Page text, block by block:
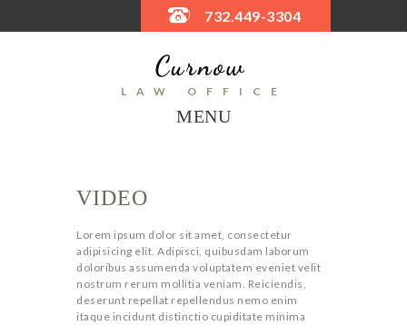
732.449-3304
LAW OFFICE
MENU
G
VIDEO
Lorem ipsum dolor sit amet, consectetur
adipisicing elit. Adipisci, quibusdam laborum
doloribus assumenda voluptatem eveniet velit
nostrum rerum mollitia veniam. Reiciendis,
deserunt repellat repellendus nemo enim
itaque incidunt distinctio cupiditate minima